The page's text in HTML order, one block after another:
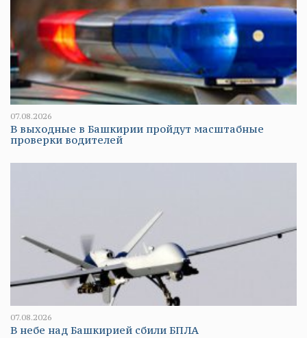
07.08.2026
В выходные в Башкирии пройдут масштабные
проверки водителей
07.08.2026
В небе над Башкирией сбили БПЛА